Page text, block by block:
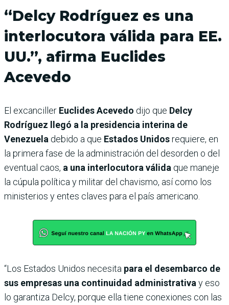
“Delcy Rodríguez es una
interlocutora válida para EE.
UU.”, afirma Euclides
Acevedo
El excanciller Euclides Acevedo dijo que Delcy
Rodríguez llegó a la presidencia interina de
Venezuela debido a que Estados Unidosrequiere, en
la primera fase de la administración del desorden o del
eventual caos, a una interlocutora válida que maneje
la cúpula política y militar del chavismo, así como los
ministerios y entes claves para el país americano.
“Los Estados Unidos necesita para el desembarco de
sus empresas una continuidad administrativa y eso
lo garantiza Delcy, porque ella tiene conexiones con las